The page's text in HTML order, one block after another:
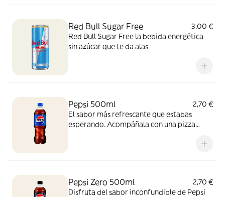
Red Bull Sugar Free
3,00 €
Red Bull Sugar Free la bebida energética
sin azúcar que te da alas
Pepsi 500ml
2,70 €
El sabor más refrescante que estabas
esperando. Acompáñala con una pizza
Pepsi Zero 500ml
2,70 €
Disfruta del sabor inconfundible de Pepsi